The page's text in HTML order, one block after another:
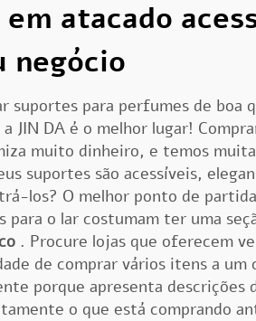
atacado
negócio
suportes para perfumes de boa
JIN DA é o melhor lugar!
muito dinheiro, e temos
suportes são acessíveis,
los? O melhor ponto de
para o lar costumam ter uma
. Procure lojas que oferecem
de comprar vários itens a um
porque apresenta descrições
o que está comprando